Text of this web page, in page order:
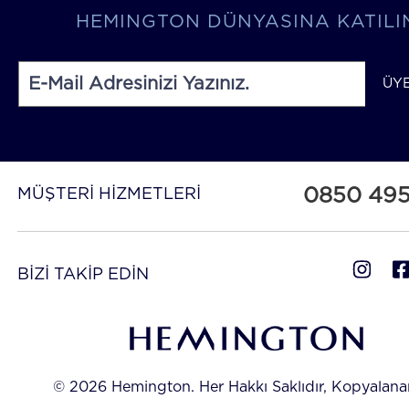
HEMINGTON DÜNYASINA
MÜŞTERİ HİZMETLERİ 0850
BİZİ TAKİP EDİN
© 2026 Hemington. Her Hakkı Saklıdır,